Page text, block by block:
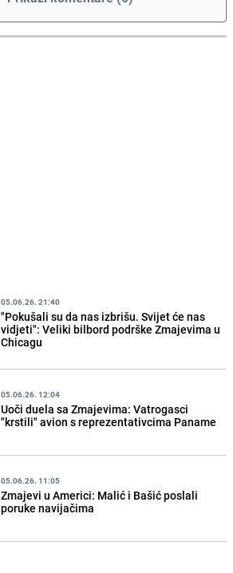
05.06.26. 21:40
"Pokušali su da nas izbrišu. Svijet će nas
vidjeti": Veliki bilbord podrške Zmajevima u
Chicagu
05.06.26. 12:04
Uoči duela sa Zmajevima: Vatrogasci
"krstili" avion s reprezentativcima Paname
05.06.26. 11:05
Zmajevi u Americi: Malić i Bašić poslali
poruke navijačima